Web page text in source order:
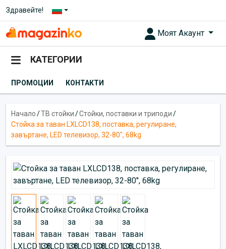
Здравейте!
Моят Акаунт
КАТЕГОРИИ
ПРОМОЦИИ КОНТАКТИ
Начало/ТВ стойки/Стойки, поставки и триподи/
Стойка за таван LXLCD138, поставка, регулиране,
завъртане, LED телевизор, 32-80", 68kg